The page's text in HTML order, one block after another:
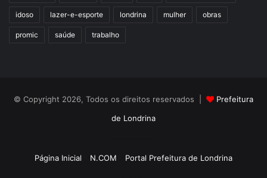
idoso lazer-e-esporte londrina mulher obras
promic saúde trabalho
© Copyright 2026, Todos os direitos reservados |
Prefeitura
de Londrina
Página Inicial N.COM Portal Prefeitura de Londrina